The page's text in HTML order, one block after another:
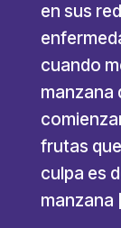
en sus
cuando
manzana
frutas
culpa es
manzana